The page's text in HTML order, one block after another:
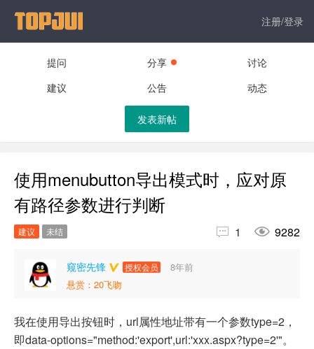
注册/登录
提问 分享
讨论
建议
公告 动态
发表新帖
使用menubutton导出模式时，应对原
有路径参数进行判断
建议 未结  1  9282
窥密先锋 授权会员
8年前
悬赏：20飞吻
我在使用导出按钮时，url属性地址带有一个参数type=2，
即data-options="method:'export',url:'xxx.aspx?type=2'"。